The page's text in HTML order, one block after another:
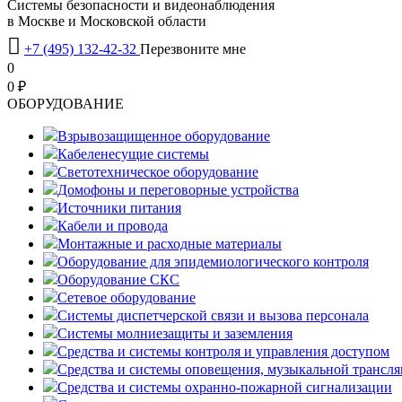
Системы безопасности и видеонаблюдения
в Москве и Московской области
 +7 (495) 132-42-32 Перезвоните мне
0
0 ₽
OБОРУДОВАНИЕ
Взрывозащищенное оборудование
Кабеленесущие системы
Светотехническое оборудование
Домофоны и переговорные устройства
Источники питания
Кабели и провода
Монтажные и расходные материалы
Оборудование для эпидемиологического контроля
Оборудование СКС
Сетевое оборудование
Системы диспетчерской связи и вызова персонала
Системы молниезащиты и заземления
Средства и системы контроля и управления доступом
Средства и системы оповещения, музыкальной
Средства и системы охранно-пожарной сигнализации